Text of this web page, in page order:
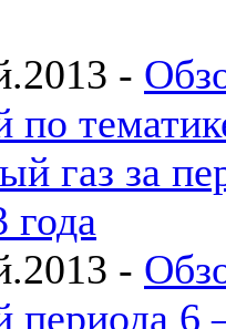
-
по
газ за
года
-
периода 6